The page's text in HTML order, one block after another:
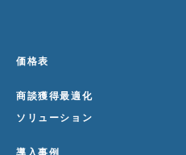
価格表
商談獲得最適化
ソリューション
導入事例